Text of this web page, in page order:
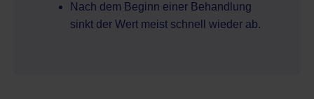
Nach dem Beginn einer Behandlung
sinkt der Wert meist schnell wieder ab.